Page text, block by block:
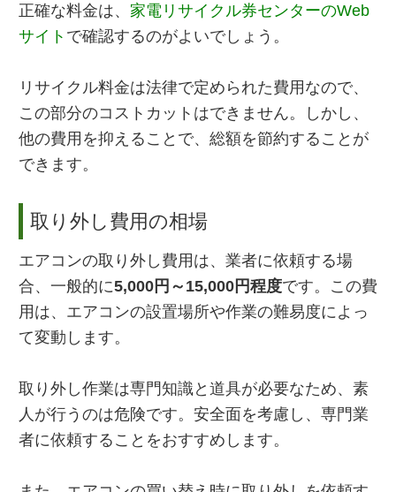
正確な料金は、 家電リサイクル券センターのWeb
サイト で確認するのがよいでしょう。
リサイクル料金は法律で定められた費用なので、
この部分のコストカットはできません。しかし、
他の費用を抑えることで、総額を節約することが
できます。
取り外し費用の相場
エアコンの取り外し費用は、業者に依頼する場
合、一般的に5,000円～15,000円程度です。この費
用は、エアコンの設置場所や作業の難易度によっ
て変動します。
取り外し作業は専門知識と道具が必要なため、素
人が行うのは危険です。安全面を考慮し、専門業
者に依頼することをおすすめします。